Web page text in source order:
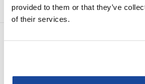
provided to them or that they’ve
of their services.
Presentazione
– Laguna di Grado